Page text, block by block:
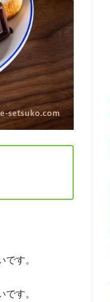
す。
す。